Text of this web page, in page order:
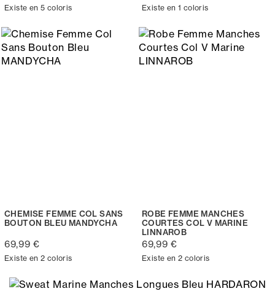
Existe en 5 coloris Existe en 1 coloris
CHEMISE FEMME COL SANS
BOUTON BLEU MANDYCHA
69,99 €
Existe en 2 coloris
ROBE FEMME MANCHES
COURTES COL V MARINE
LINNAROB
69,99 €
Existe en 2 coloris